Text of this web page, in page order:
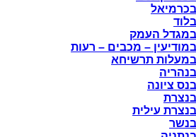
במגדל העמק
– מכבים – רעות
במעלות תרשיחא
ציונה
עילית
בנשר